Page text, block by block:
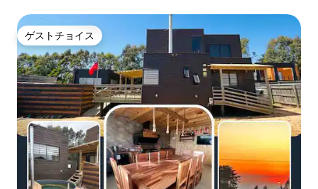
ゲストチョイス
ゲストチョイス